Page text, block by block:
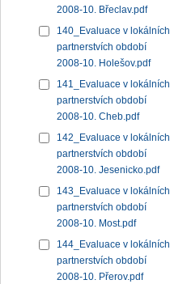
2008-10. Břeclav.pdf
140_Evaluace v lokálních
partnerstvích období
2008-10. Holešov.pdf
141_Evaluace v lokálních
partnerstvích období
2008-10. Cheb.pdf
142_Evaluace v lokálních
partnerstvích období
2008-10. Jesenicko.pdf
143_Evaluace v lokálních
partnerstvích období
2008-10. Most.pdf
144_Evaluace v lokálních
partnerstvích období
2008-10. Přerov.pdf